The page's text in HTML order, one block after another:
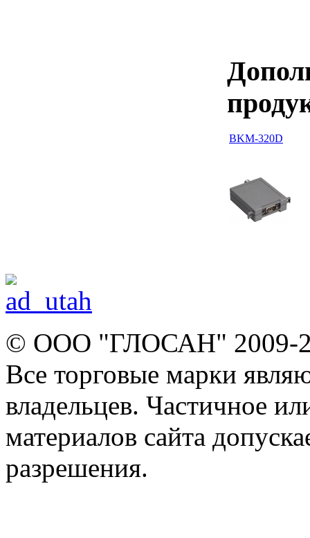
BKM-320D
© ООО "ГЛОСАН" 2009-
Все торговые марки
владельцев. Частичное
материалов сайта
разрешения.